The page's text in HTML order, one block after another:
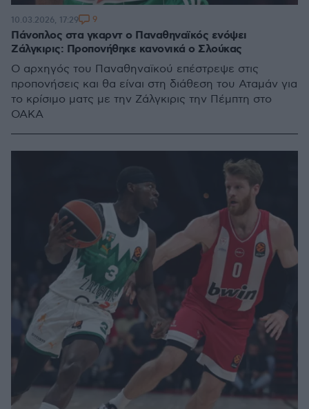
Πάνοπλος στα γκαρντ ο Παναθηναϊκός ενόψει
Ζάλγκιρις: Προπονήθηκε κανονικά ο Σλούκας
Ο αρχηγός του Παναθηναϊκού επέστρεψε στις
προπονήσεις και θα είναι στη διάθεση του Αταμάν για
το κρίσιμο ματς με την Ζάλγκιρις την Πέμπτη στο
ΟΑΚΑ
10.03.2026, 17:29 9